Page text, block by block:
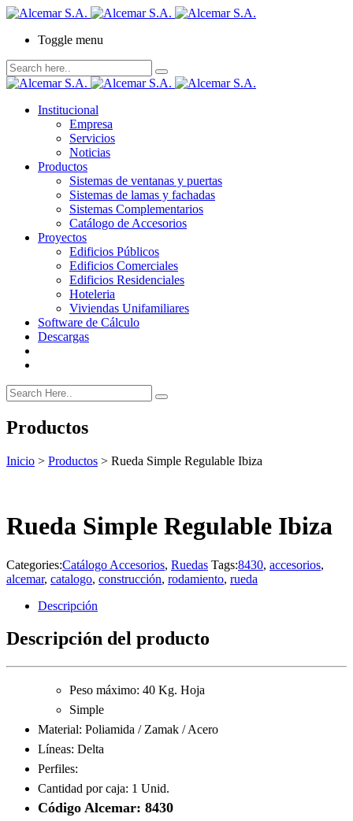
Toggle menu
Institucional
Empresa
Servicios
Noticias
Productos
Sistemas de ventanas y puertas
Sistemas de lamas y fachadas
Sistemas Complementarios
Catálogo de Accesorios
Proyectos
Edificios Públicos
Edificios Comerciales
Edificios Residenciales
Hoteleria
Viviendas Unifamiliares
Software de Cálculo
Descargas
Productos
Inicio > Productos > Rueda Simple Regulable Ibiza
Rueda Simple Regulable Ibiza
Categories:Catálogo Accesorios, Ruedas Tags:8430, accesorios,
alcemar, catalogo, construcción, rodamiento, rueda
Descripción
Descripción del producto
Peso máximo: 40 Kg. Hoja
Simple
Material: Poliamida / Zamak / Acero
Líneas: Delta
Perfiles:
Cantidad por caja: 1 Unid.
Código Alcemar: 8430